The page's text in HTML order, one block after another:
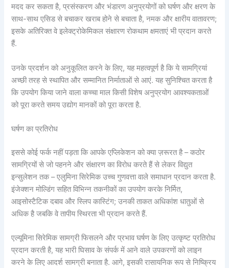
मदद कर सकता है, प्रसंस्करण और भंडारण अनुप्रयोगों को घर्षण और क्षरण के
साथ-साथ एसिड से बचाकर खराब होने से बचाता है, नमक और क्षारीय वातावरण;
इसके अतिरिक्त वे इलेक्ट्रोकेमिकल संक्षारण रोकथाम क्षमताएं भी प्रदान करते
हैं.
उनके प्रदर्शन को अनुकूलित करने के लिए, यह महत्वपूर्ण है कि ये सामग्रियां
अच्छी तरह से स्थापित और सम्मानित निर्माताओं से आएं. यह सुनिश्चित करता है
कि उपयोग किया जाने वाला कच्चा माल किसी विशेष अनुप्रयोग आवश्यकताओं
को पूरा करते समय उद्योग मानकों को पूरा करता है.
घर्षण का प्रतिरोध
इससे कोई फर्क नहीं पड़ता कि आपके एप्लिकेशन को क्या ज़रूरत है – कठोर
सामग्रियों से जो पहनने और संक्षारण का विरोध करते हैं से लेकर विद्युत
इन्सुलेशन तक – एलुमिना सिरेमिक उच्च गुणवत्ता वाले समाधान प्रदान करता है.
इंजेक्शन मोल्डिंग सहित विभिन्न तकनीकों का उपयोग करके निर्मित,
आइसोस्टैटिक दबाव और स्लिप कास्टिंग; उनकी ताकत अधिकांश धातुओं से
अधिक है जबकि वे तापीय स्थिरता भी प्रदान करते हैं.
एल्यूमिना सिरेमिक सामग्री फिसलने और प्रभाव घर्षण के लिए उत्कृष्ट प्रतिरोध
प्रदान करती है, यह भारी घिसाव के संपर्क में आने वाले उपकरणों को लाइन
करने के लिए आदर्श सामग्री बनाता है. आगे, इसकी रासायनिक रूप से निष्क्रिय